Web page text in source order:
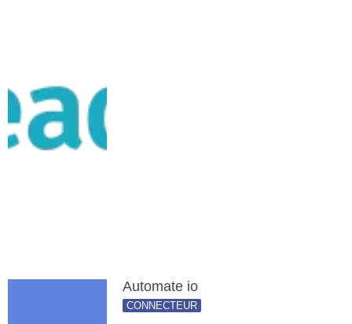
Automate io
CONNECTEUR